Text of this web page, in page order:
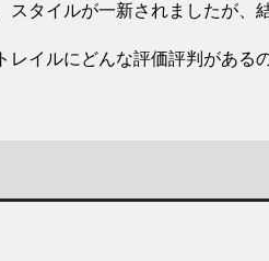
タイルが一新されましたが、
イルにどんな評価評判がある